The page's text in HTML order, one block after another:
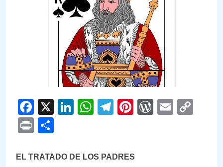
Facebook
X LinkedIn
WhatsApp
Telegram
Pinterest
Email
Print
EL TRATADO DE LOS PADRES